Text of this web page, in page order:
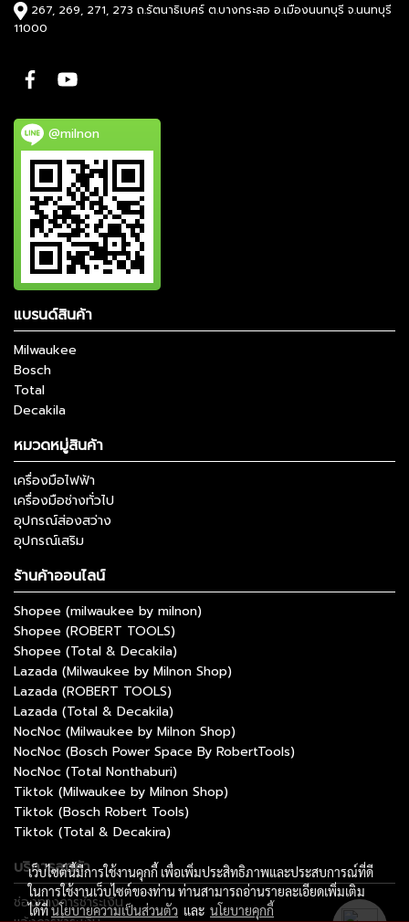
267, 269, 271, 273 ถ.รัตนาธิเบศร์ ต.บางกระสอ อ.เมืองนนทบุรี จ.นนทบุรี
11000
@milnon
แบรนด์สินค้า
Milwaukee
Bosch
Total
Decakila
หมวดหมู่สินค้า
เครื่องมือไฟฟ้า
เครื่องมือช่างทั่วไป
อุปกรณ์ส่องสว่าง
อุปกรณ์เสริม
ร้านค้าออนไลน์
Shopee (milwaukee by milnon)
Shopee (ROBERT TOOLS)
Shopee (Total & Decakila)
Lazada (Milwaukee by Milnon Shop)
Lazada (ROBERT TOOLS)
Lazada (Total & Decakila)
NocNoc (Milwaukee by Milnon Shop)
NocNoc (Bosch Power Space By RobertTools)
NocNoc (Total Nonthaburi)
Tiktok (Milwaukee by Milnon Shop)
Tiktok (Bosch Robert Tools)
Tiktok (Total & Decakira)
บริการลูกค้า
ช่องทางการชำระเงิน
เว็บไซต์นี้มีการใช้งานคุกกี้ เพื่อเพิ่มประสิทธิภาพและประสบการณ์ที่ดี
ในการใช้งานเว็บไซต์ของท่าน ท่านสามารถอ่านรายละเอียดเพิ่มเติม
ได้ที่นโยบายความเป็นส่วนตัว และ นโยบายคุกกี้